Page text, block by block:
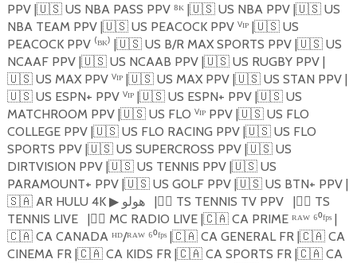
PPV |🇺🇸US NBA PASS PPV ⁸ᴷ |🇺🇸US NBA PPV |🇺🇸US
NBA TEAM PPV |🇺🇸US PEACOCK PPV ⱽᴵᴾ |🇺🇸US
PEACOCK PPV ⁽ᴮᴷ⁾ |🇺🇸US B/R MAX SPORTS PPV |🇺🇸US
NCAAF PPV |🇺🇸US NCAAB PPV |🇺🇸US RUGBY PPV |
🇺🇸US MAX PPV ⱽᴵᴾ |🇺🇸US MAX PPV |🇺🇸US STAN PPV |
🇺🇸US ESPN+ PPV ⱽᴵᴾ |🇺🇸US ESPN+ PPV |🇺🇸US
MATCHROOM PPV |🇺🇸US FLO ⱽᴵᴾ PPV |🇺🇸US FLO
COLLEGE PPV |🇺🇸US FLO RACING PPV |🇺🇸US FLO
SPORTS PPV |🇺🇸US SUPERCROSS PPV |🇺🇸US
DIRTVISION PPV |🇺🇸US TENNIS PPV |🇺🇸US
PARAMOUNT+ PPV |🇺🇸US GOLF PPV |🇺🇸US BTN+ PPV |
🇸🇦AR ️HULU 4K ▶ ️هولو |🏴‍☠️ TS TENNIS TV PPV |🏴‍☠️ TS
TENNIS LIVE
|🏴‍☠️ MC RADIO LIVE |🇨🇦CA PRIME ᴿᴬᵂ ⁶⁰ᶠᵖˢ |
🇨🇦CA CANADA ᴴᴰ/ᴿᴬᵂ ⁶⁰ᶠᵖˢ |🇨🇦CA GENERAL FR |🇨🇦CA
CINEMA FR |🇨🇦CA KIDS FR |🇨🇦CA SPORTS FR |🇨🇦CA